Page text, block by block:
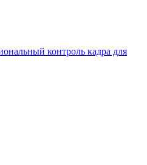
контроль кадра для